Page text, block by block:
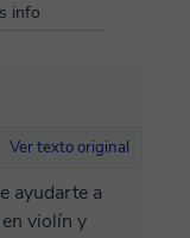
info
Ver texto original
ayudarte a
violín y